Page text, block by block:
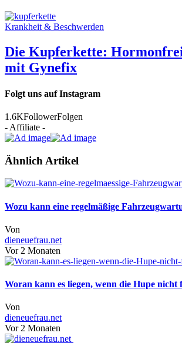
Krankheit & Beschwerden
Die Kupferkette:
mit Gynefix
Folgt uns auf Instagram
1.6KFollowerFolgen
- Affiliate -
Ähnlich Artikel
Wozu kann eine regelmäßige
Von
dieneuefrau.net
Vor 2 Monaten
Woran kann es liegen, wenn die Hupe
Von
dieneuefrau.net
Vor 2 Monaten